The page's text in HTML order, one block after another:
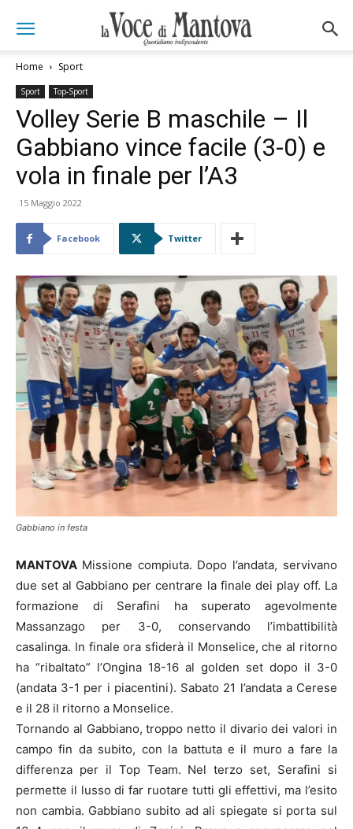
Home Sport
Sport Top-Sport
Volley Serie B maschile – Il
Gabbiano vince facile (3-0) e
vola in finale per l’A3
15 Maggio 2022
Facebook Twitter
Gabbiano in festa
MANTOVA Missione compiuta. Dopo l’andata, servivano
due set al Gabbiano per centrare la finale dei play off. La
formazione di Serafini ha superato agevolmente
Massanzago per 3-0, conservando l’imbattibilità
casalinga. In finale ora sfiderà il Monselice, che al ritorno
ha “ribaltato” l’Ongina 18-16 al golden set dopo il 3-0
(andata 3-1 per i piacentini). Sabato 21 l’andata a Cerese
e il 28 il ritorno a Monselice.
Tornando al Gabbiano, troppo netto il divario dei valori in
campo fin da subito, con la battuta e il muro a fare la
differenza per il Top Team. Nel terzo set, Serafini si
permette il lusso di far ruotare tutti gli effettivi, ma l’esito
non cambia. Gabbiano subito ad ali spiegate si porta sul